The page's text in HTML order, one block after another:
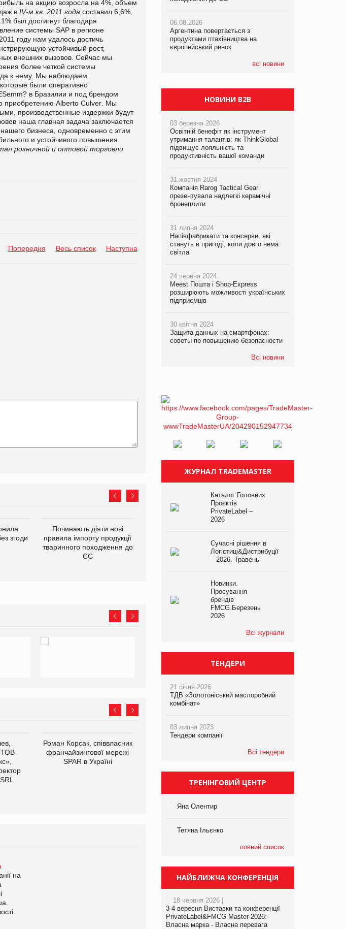
на акцию возросла на 4%, объем
в IV-м кв. 2011 года составил 6,6%,
был достигнут благодаря
системы SAP в регионе
году нам удалось достичь
устойчивый рост,
внешних вызовов. Сейчас мы
более четкой системы
к нему. Мы наблюдаем
были оперативно
в Бразилии и под брендом
приобретению Alberto Culver Мы
производственные издержки будут
наша главная задача заключается
бизнеса, одновременно с этим
и устойчивого повышения
розничной и оптовой торговли
Попередня Весь список Наступна
згоди
Починають діяти нові
правила імпорту продукції
тваринного походження до
ЄС
на європейський ринок
продовольство
ТОВ
Роман Корсак, співвласник
франчайзингової мережі
SPAR в Україні
виробництва
компанії «УкраМарин»
на
Брагина Людмила
Просування компанії на
www.trademaster.ua.
правила. Особливості.
06.08.2026
Аргентина повертається з
продуктами птахівництва на
європейський ринок
всі новини
06.08.2026
Аргентина повертається з
продуктами птахівництва на
європейський ринок
06.08.2026
Аргентина повертається з
продуктами птахівництва на
європейський ринок
НОВИНИ B2B
03 березня 2026
Освітній бенефіт як інструмент
утримання талантів: як ThinkGlobal
підвищує лояльність та
продуктивність вашої команди
31 жовтня 2024
Компанія Rarog Tactical Gear
презентувала надлегкі керамічні
бронеплити
31 липня 2024
Напівфабрикати та консерви, які
стануть в пригоді, коли довго нема
світла
24 червня 2024
Meest Пошта і Shop-Express
розширюють можливості українських
підприємців
30 квітня 2024
Защита данных на смартфонах:
советы по повышению безопасности
Всі новини
ЖУРНАЛ TRADEMASTER
Каталог Головних
Проєктів
PrivateLabel –
2026
Сучасні рішення в
Логістиці&Дистрибуції
– 2026. Травень
Новинки.
Просування
брендів
FMCG.Березень
2026
Всі журнали
ТЕНДЕРИ
21 січня 2026
ТДВ «Золотоніський маслоробний
комбінат»
03 липня 2023
Тендери компанії
Всі тендери
ТРЕНІНГОВИЙ ЦЕНТР
Яна Олентир
Тетяна Ільєнко
повний список
НАЙБЛИЖЧА КОНФЕРЕНЦІЯ
18 червня 2026 |
3-4 вересня Виставки та конференції
PrivateLabel&FMCG Master-2026:
Власна марка - Власна перевага